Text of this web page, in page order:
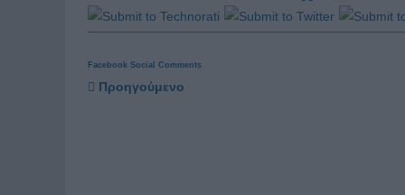
Facebook Social Comments
Προηγούμενο